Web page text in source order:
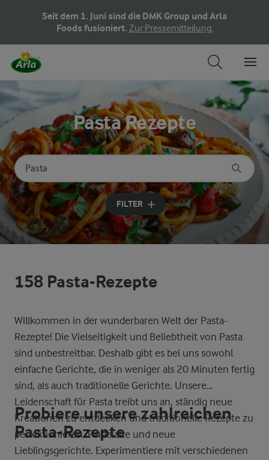
Seit dem 1. Juni sind die DMK Group und Arla
Foods fusioniert. Zur Pressemitteilung.
Pasta Rezepte
Nach Kategorie suchen
Geben Sie Suchbegriffe ein
FILTER
158 Pasta-Rezepte
Willkommen in der wunderbaren Welt der Pasta-
Rezepte! Die Vielseitigkeit und Beliebtheit von Pasta
sind unbestreitbar. Deshalb gibt es bei uns sowohl
einfache Gerichte, die in weniger als 20 Minuten fertig
sind, als auch traditionelle Gerichte. Unsere
Leidenschaft für Pasta treibt uns an, ständig neue
Kreationen zu entdecken und traditionelle Rezepte zu
perfektionieren. Finde alte und neue
Lieblingsgerichte. Experimentiere mit verschiedenen
Probiere unsere zahlreichen
Pasta-Rezepte